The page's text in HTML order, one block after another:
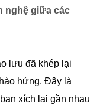
nghệ giữa các
lưu đã khép lại
hứng. Đây là
xích lại gần nhau